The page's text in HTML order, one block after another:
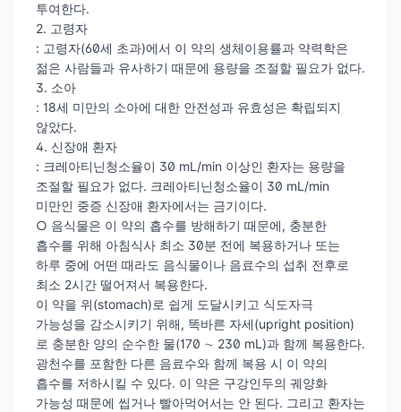
투여한다.
2. 고령자
: 고령자(60세 초과)에서 이 약의 생체이용률과 약력학은
젊은 사람들과 유사하기 때문에 용량을 조절할 필요가 없다.
3. 소아
: 18세 미만의 소아에 대한 안전성과 유효성은 확립되지
않았다.
4. 신장애 환자
: 크레아티닌청소율이 30 mL/min 이상인 환자는 용량을
조절할 필요가 없다. 크레아티닌청소율이 30 mL/min
미만인 중증 신장애 환자에서는 금기이다.
○ 음식물은 이 약의 흡수를 방해하기 때문에, 충분한
흡수를 위해 아침식사 최소 30분 전에 복용하거나 또는
하루 중에 어떤 때라도 음식물이나 음료수의 섭취 전후로
최소 2시간 떨어져서 복용한다.
이 약을 위(stomach)로 쉽게 도달시키고 식도자극
가능성을 감소시키기 위해, 똑바른 자세(upright position)
로 충분한 양의 순수한 물(170 ∼ 230 mL)과 함께 복용한다.
광천수를 포함한 다른 음료수와 함께 복용 시 이 약의
흡수를 저하시킬 수 있다. 이 약은 구강인두의 궤양화
가능성 때문에 씹거나 빨아먹어서는 안 된다. 그리고 환자는